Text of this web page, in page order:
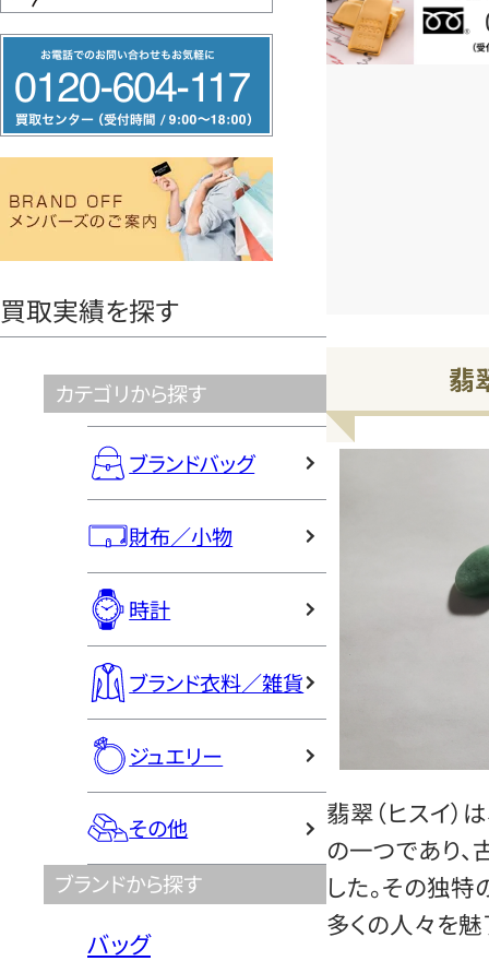
リ
ー
ヤ
買取実績を探す
カテゴリから探す
ブランドバッグ
財布／小物
時計
ブランド衣料／雑貨
ジュエリー
その他
ブランドから探す
バッグ
お電話問い
翡
翡翠（ヒスイ）
の一つであり
した。その独
多くの人々を魅